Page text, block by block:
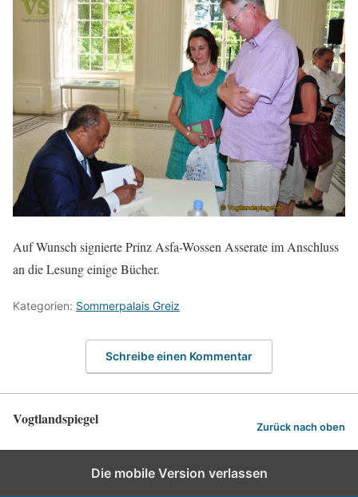
Auf Wunsch signierte Prinz Asfa-Wossen Asserate im Anschluss
an die Lesung einige Bücher.
Kategorien: Sommerpalais Greiz
Schreibe einen Kommentar
Vogtlandspiegel Zurück nach oben
Die mobile Version verlassen